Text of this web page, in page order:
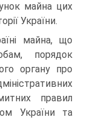
майна цих
України.
майна, що
порядок
органу про
правил
України та